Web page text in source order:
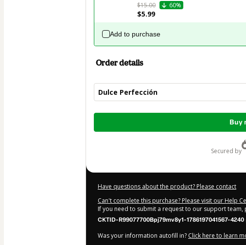
$15.00
60%
$5.99
Add to purchase
Order details
Dulce Perfección
Total
Buy
secured by
Have questions about the product? Please contact
Can't complete this purchase? Please visit our Help
If you need to submit a request to our support
CKTID-R99077700Bpj79mv8y1-1786197041567-4240
Was your information autofill in? Click here to learn